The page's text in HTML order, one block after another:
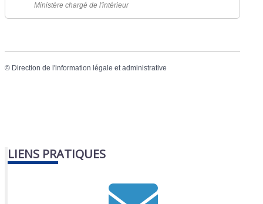
Ministère chargé de l'intérieur
© Direction de l'information légale et administrative
LIENS PRATIQUES